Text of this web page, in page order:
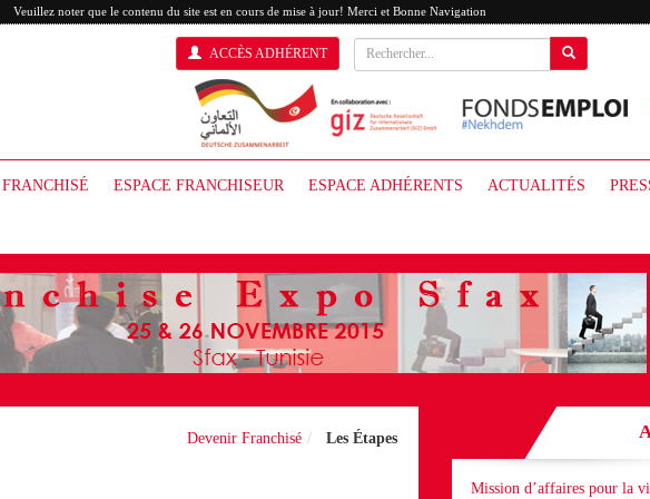
Veuillez noter que le contenu du site est en cours de mise à jour! Merci et Bonne Navigation
ACCÈS ADHÉRENT
ESPACE FRANCHISEUR ESPACE ADHÉRENTS ACTUALITÉS
Devenir Franchisé Les Étapes
Mission d’affaires pour la